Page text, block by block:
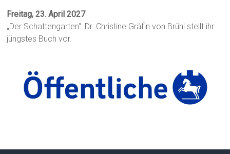
Freitag, 23. April 2027
„Der Schattengarten“: Dr. Christine Gräfin von Brühl stellt ihr
jüngstes Buch vor.